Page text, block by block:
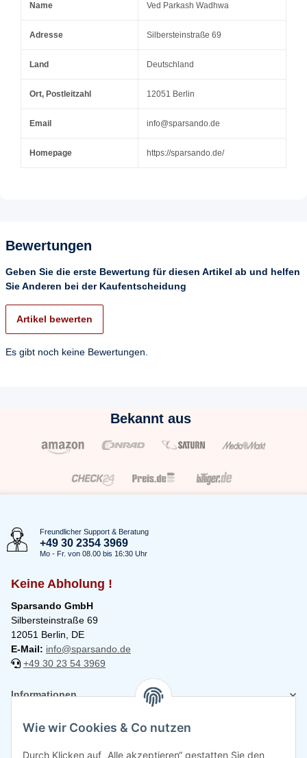
Name Ved Parkash Wadhwa
Adresse Silbersteinstraße 69
Land Deutschland
Ort, Postleitzahl 12051 Berlin
Email info@sparsando.de
Homepage https://sparsando.de/
Bewertungen
Geben Sie die erste Bewertung für diesen Artikel ab und helfen
Sie Anderen bei der Kaufentscheidung
Artikel bewerten
Es gibt noch keine Bewertungen.
Bekannt aus
Freundlicher Support & Beratung
+49 30 2354 3969
Mo - Fr. von 08.00 bis 16:30 Uhr
Keine Abholung !
Sparsando GmbH
Silbersteinstraße 69
12051 Berlin, DE
E-Mail: info@sparsando.de
+49 30 23 54 3969
Informationen
Rechtliches
Wie wir Cookies & Co nutzen
Durch Klicken auf „Alle akzeptieren“ gestatten Sie den